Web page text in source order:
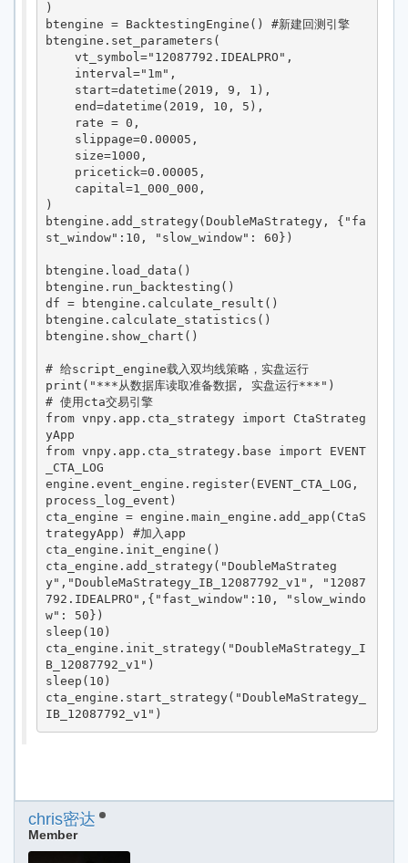
)
btengine = BacktestingEngine() #新建回测引擎
btengine.set_parameters(
)
btengine.add_strategy(DoubleMaStrategy, {"fa
st_window":10, "slow_window": 60})
btengine.load_data()
btengine.run_backtesting()
df = btengine.calculate_result()
btengine.calculate_statistics()
btengine.show_chart()
# 给script_engine载入双均线策略，实盘运行
print("***从数据库读取准备数据, 实盘运行***")
# 使用cta交易引擎
from vnpy.app.cta_strategy import CtaStrateg
yApp
from vnpy.app.cta_strategy.base import EVENT
_CTA_LOG
engine.event_engine.register(EVENT_CTA_LOG,
process_log_event)
cta_engine = engine.main_engine.add_app(CtaS
trategyApp) #加入app
cta_engine.init_engine()
cta_engine.add_strategy("DoubleMaStrateg
y","DoubleMaStrategy_IB_12087792_v1", "12087
792.IDEALPRO",{"fast_window":10, "slow_windo
w": 50})
sleep(10)
cta_engine.init_strategy("DoubleMaStrategy_I
B_12087792_v1")
sleep(10)
cta_engine.start_strategy("DoubleMaStrategy_
IB_12087792_v1")
chris密达
Member